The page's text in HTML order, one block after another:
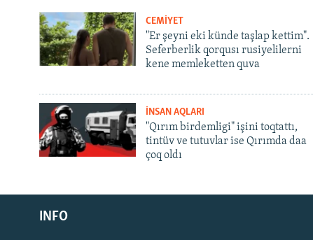
Русский
Українською
CEMİYET
"Er şeyni eki künde taşlap kettim".
Seferberlik qorqusı rusiyelilerni
kene memleketten quva
İNSAN AQLARI
"Qırım birdemligi" işini toqtattı,
tintüv ve tutuvlar ise Qırımda daa
çoq oldı
INFO